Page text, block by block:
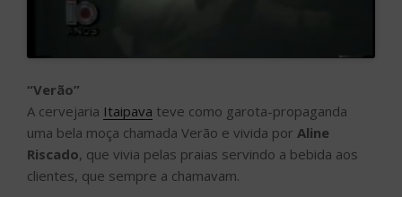
“Verão”
A cervejaria Itaipava teve como garota-propaganda
uma bela moça chamada Verão e vivida por Aline
Riscado, que vivia pelas praias servindo a bebida aos
clientes, que sempre a chamavam.